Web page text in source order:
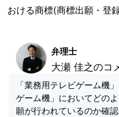
おける商標(商標出願・登
弁理士
大瀬 佳之のコ
「業務用テレビゲーム機
ゲーム機」においてどの
願が行われているのか確